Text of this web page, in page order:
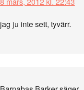
ju inte sett, tyvärr.